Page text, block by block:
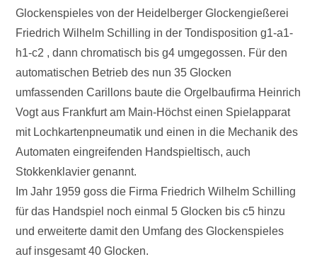
Glockenspieles von der Heidelberger Glockengießerei
Friedrich Wilhelm Schilling in der Tondisposition g1-a1-
h1-c2 , dann chromatisch bis g4 umgegossen. Für den
automatischen Betrieb des nun 35 Glocken
umfassenden Carillons baute die Orgelbaufirma Heinrich
Vogt aus Frankfurt am Main-Höchst einen Spielapparat
mit Lochkartenpneumatik und einen in die Mechanik des
Automaten eingreifenden Handspieltisch, auch
Stokkenklavier genannt.
Im Jahr 1959 goss die Firma Friedrich Wilhelm Schilling
für das Handspiel noch einmal 5 Glocken bis c5 hinzu
und erweiterte damit den Umfang des Glockenspieles
auf insgesamt 40 Glocken.